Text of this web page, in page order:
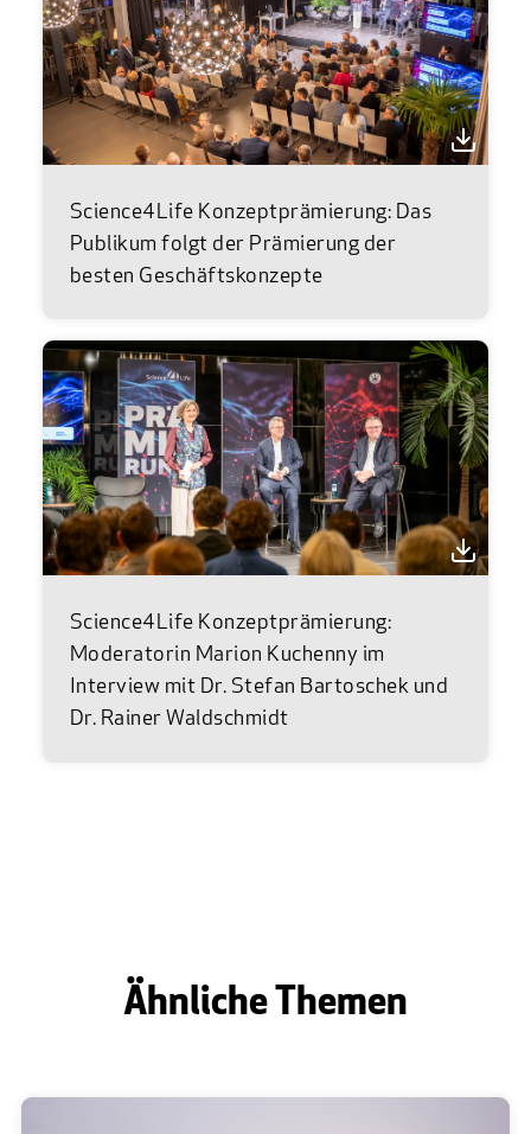
Science4Life Konzeptprämierung: Das
Publikum folgt der Prämierung der
besten Geschäftskonzepte
Science4Life Konzeptprämierung:
Moderatorin Marion Kuchenny im
Interview mit Dr. Stefan Bartoschek und
Dr. Rainer Waldschmidt
Ähnliche Themen